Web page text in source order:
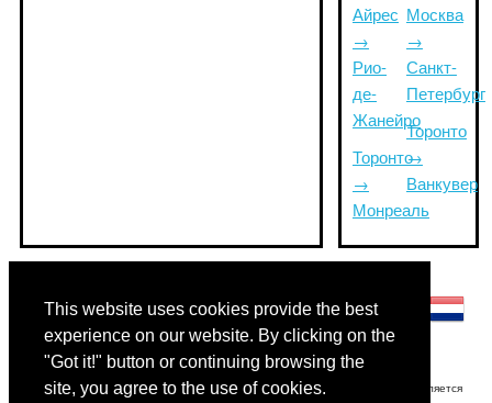
This website uses cookies provide the best
experience on our website. By clicking on the
"Got it!" button or continuing browsing the
site, you agree to the use of cookies.
Айрес
→
Рио-
де-
Жанейро
Торонто
→
Монреаль
Москва
→
Санкт-
Петербург
Торонто
→
Ванкувер
Отказ от ответственности: Информация, отображаемая на этом сайте, является